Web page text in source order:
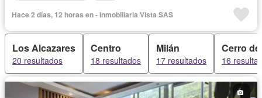
Hace 2 días, 12 horas en - Inmobiliaria Vista SAS
Los Alcazares
20 resultados
Centro
18 resultados
Milán
17 resultados
Cerro
16